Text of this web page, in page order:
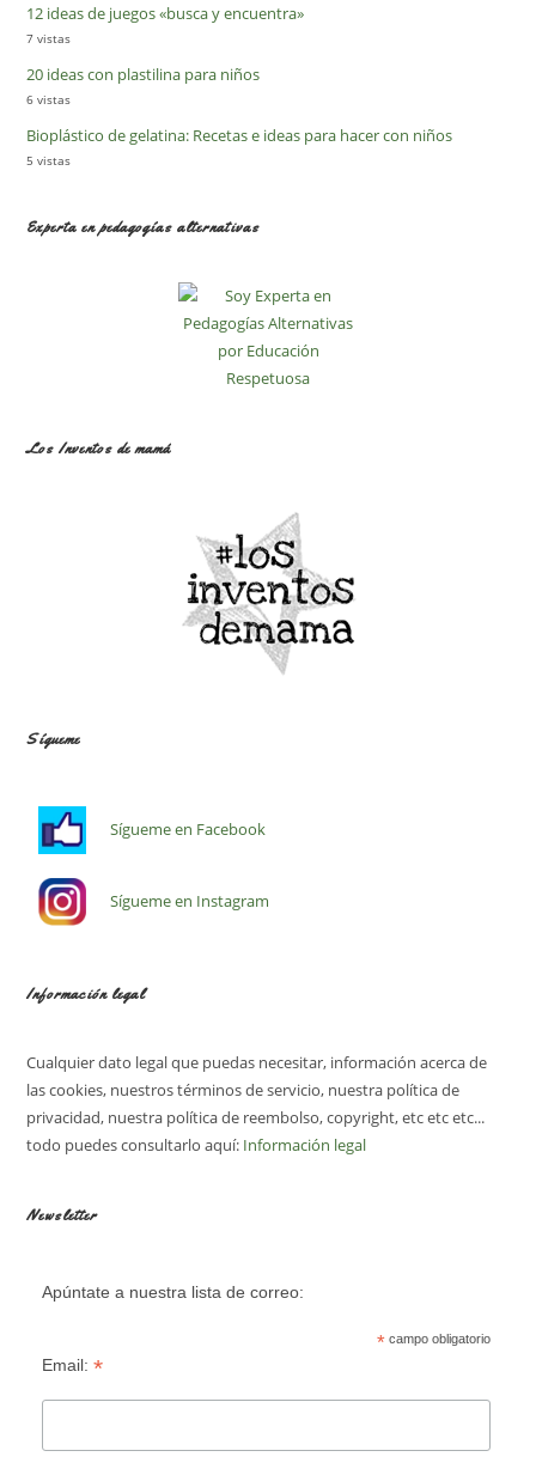
12 ideas de juegos «busca y encuentra»
7 vistas
20 ideas con plastilina para niños
6 vistas
Bioplástico de gelatina: Recetas e ideas para hacer con niños
5 vistas
Experta en pedagogías alternativas
Los Inventos de mamá
Sígueme
Sígueme en Facebook
Sígueme en Instagram
Información legal
Cualquier dato legal que puedas necesitar, información acerca de
las cookies, nuestros términos de servicio, nuestra política de
privacidad, nuestra política de reembolso, copyright, etc etc etc...
todo puedes consultarlo aquí: Información legal
Newsletter
Apúntate a nuestra lista de correo:
*campo obligatorio
Email: *